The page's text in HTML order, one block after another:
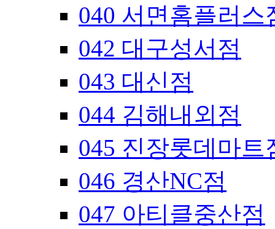
040 서면홈플러스
042 대구성서점
043 대신점
044 김해내외점
045 진장롯데마트
046 경산NC점
047 아티클중산점